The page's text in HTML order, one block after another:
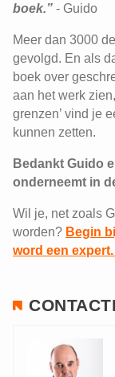
boek.” - Guido
Meer dan 3000
gevolgd. En als
boek over
aan het werk
grenzen’ vind je
kunnen zetten.
Bedankt Guido
onderneemt in
Wil je, net zoals
worden? Begin
word een expert.